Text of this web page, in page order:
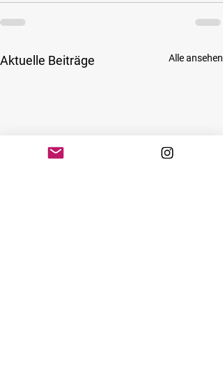
Aktuelle Beiträge Alle ansehen